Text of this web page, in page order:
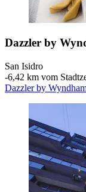
Dazzler by
San Isidro
‐6,42 km vom
Dazzler by